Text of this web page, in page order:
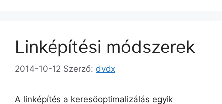
Linképítési módszerek
2014-10-12 Szerző: dvdx
A linképítés a keresőoptimalizálás egyik